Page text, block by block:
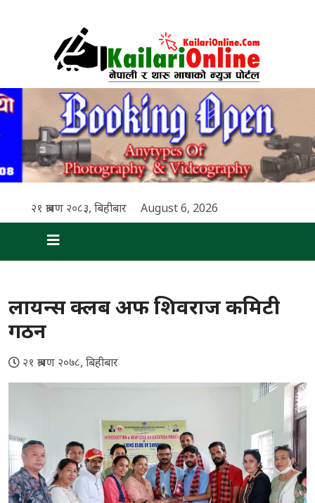
२१ श्रावण २०८३, बिहीबार August 6, 2026
लायन्स क्लब अफ शिवराज कमिटी
गठन
२१ श्रावण २०७८, बिहीबार